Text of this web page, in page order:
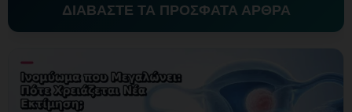
ΔΙΑΒΑΣΤΕ ΤΑ ΠΡΟΣΦΑΤΑ ΑΡΘΡΑ